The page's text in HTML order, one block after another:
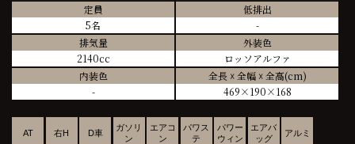
定員
5名
低排出
-
排気量
2140cc
外装色
ロッソアルファ
内装色
-
全長 ☓ 全幅 ☓ 全高(cm)
469×190×168
AT 右H D車
ガソリ
ン
エアコ
ン
パワス
テ
パワー
ウィン
エアバ
ッグ
アルミ